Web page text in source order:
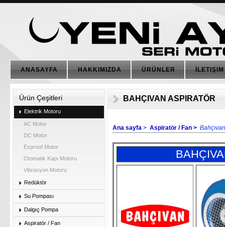
ANASAYFA HAKKIMIZDA ÜRÜNLER İLETIŞIM
Ürün Çeşitleri
Elektrik Motoru
AC Motor
DC Motor
Exproof Motor
Otomatik Kapı Motoru
Vibrasyon Motoru
Redüktör
Su Pompası
Dalgıç Pompa
Aspiratör / Fan
BAHÇIVAN ASPIRATÖR
Ana sayfa > Aspiratör / Fan >